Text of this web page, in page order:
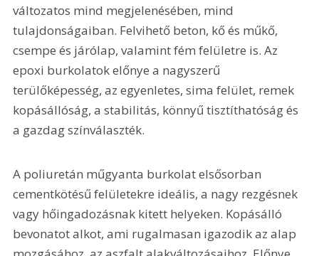
változatos mind megjelenésében, mind
tulajdonságaiban. Felvihető beton, kő és műkő,
csempe és járólap, valamint fém felületre is. Az
epoxi burkolatok előnye a nagyszerű
terülőképesség, az egyenletes, sima felület, remek
kopásállóság, a stabilitás, könnyű tisztíthatóság és
a gazdag színválaszték.
A poliuretán műgyanta burkolat elsősorban
cementkötésű felületekre ideális, a nagy rezgésnek
vagy hőingadozásnak kitett helyeken. Kopásálló
bevonatot alkot, ami rugalmasan igazodik az alap